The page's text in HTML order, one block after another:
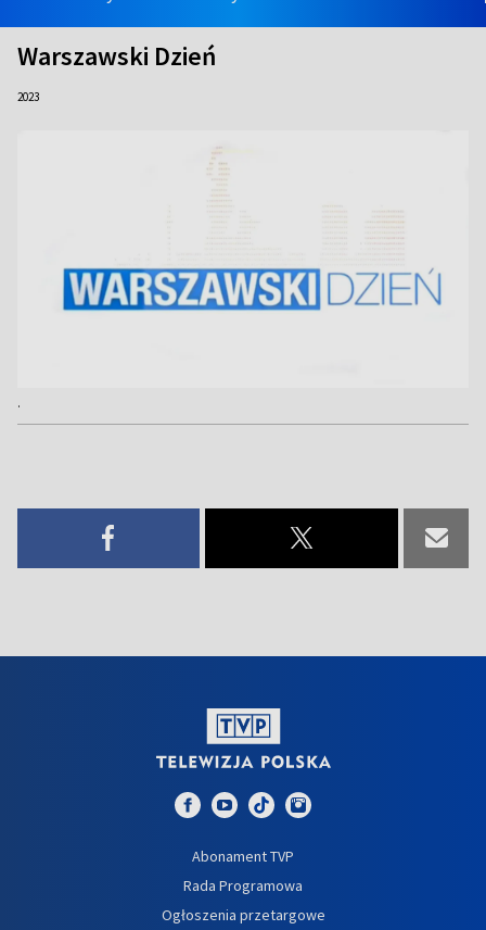
Warszawski Dzień
2023
.
Abonament TVP
Rada Programowa
Ogłoszenia przetargowe